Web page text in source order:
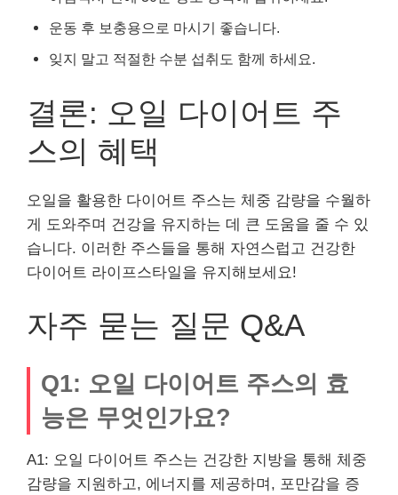
운동 후 보충용으로 마시기 좋습니다.
잊지 말고 적절한 수분 섭취도 함께 하세요.
결론: 오일 다이어트 주
스의 혜택
오일을 활용한 다이어트 주스는 체중 감량을 수월하
게 도와주며 건강을 유지하는 데 큰 도움을 줄 수 있
습니다. 이러한 주스들을 통해 자연스럽고 건강한
다이어트 라이프스타일을 유지해보세요!
자주 묻는 질문 Q&A
Q1: 오일 다이어트 주스의 효
능은 무엇인가요?
A1: 오일 다이어트 주스는 건강한 지방을 통해 체중
감량을 지원하고, 에너지를 제공하며, 포만감을 증